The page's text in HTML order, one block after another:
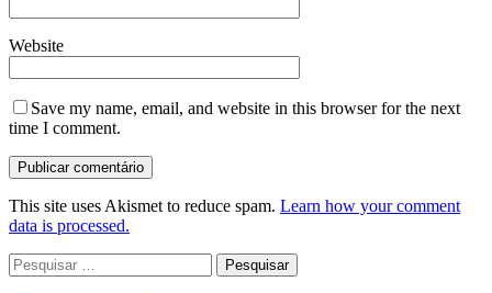
Website
Save my name, email, and website in this browser for the next
time I comment.
This site uses Akismet to reduce spam. Learn how your comment
data is processed.
Pesquisar
por: